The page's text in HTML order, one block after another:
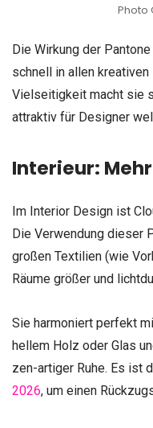
Photo
Die Wirkung der
schnell in allen
Vielseitigkeit macht sie
attraktiv für Designer
Interieur:
Im Interior Design ist
Die Verwendung dieser
großen Textilien (wie
Räume größer und
Sie harmoniert perfekt
hellem Holz oder Glas
zen-artiger Ruhe. Es ist
2026, um einen